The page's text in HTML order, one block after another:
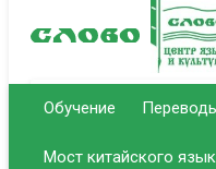
г. Саратов
Обучение
Мост китайского